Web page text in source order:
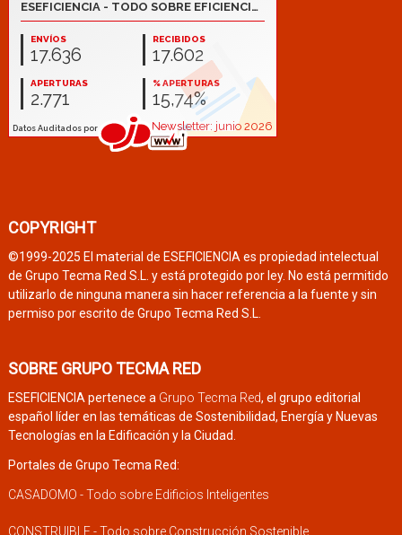
COPYRIGHT
©1999-2025 El material de ESEFICIENCIA es propiedad intelectual
de Grupo Tecma Red S.L. y está protegido por ley. No está permitido
utilizarlo de ninguna manera sin hacer referencia a la fuente y sin
permiso por escrito de Grupo Tecma Red S.L.
SOBRE GRUPO TECMA RED
ESEFICIENCIA pertenece a Grupo Tecma Red, el grupo editorial
español líder en las temáticas de Sostenibilidad, Energía y Nuevas
Tecnologías en la Edificación y la Ciudad.
Portales de Grupo Tecma Red:
CASADOMO - Todo sobre Edificios Inteligentes
CONSTRUIBLE - Todo sobre Construcción Sostenible